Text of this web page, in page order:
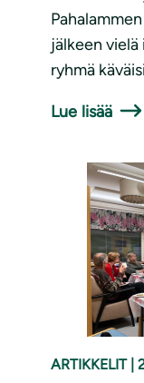
jälkeen
ryhmä
Lue lisää
ARTIKKELIT